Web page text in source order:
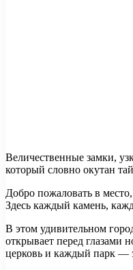
Величественные замки,
который словно окутан
Добро пожаловать в
Здесь каждый камень,
В этом удивительном
открывает перед глазами
церковь и каждый парк —